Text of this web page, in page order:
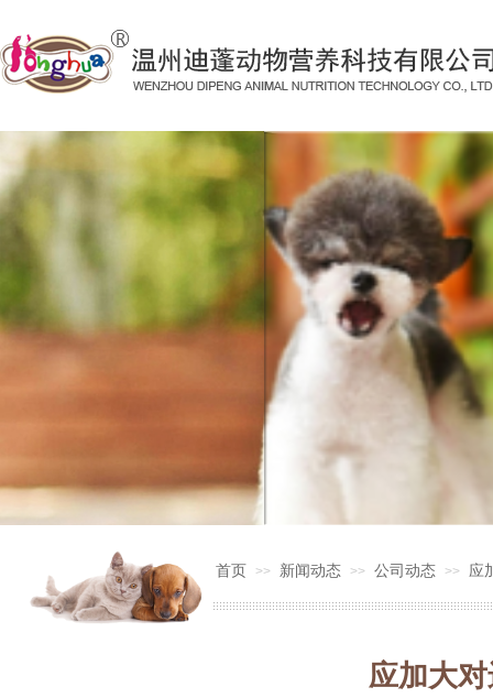
首页 >> 新闻动态 >> 公司动态 >> 应
应加大